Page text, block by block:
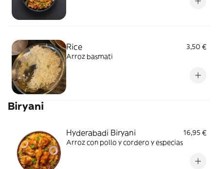
Rice
3,50 €
Arroz basmati
Biryani
Hyderabadi Biryani
16,95 €
Arroz con pollo y cordero y especias